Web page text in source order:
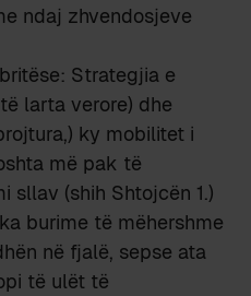
ndaj zhvendosjeve
Strategjia e
larta verore) dhe
ky mobilitet i
më pak të
sllav (shih Shtojcën 1.)
burime të mëhershme
në fjalë, sepse ata
të ulët të